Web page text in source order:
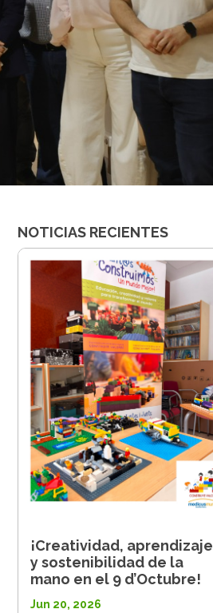
NOTICIAS RECIENTES
¡Creatividad, aprendizaje
y sostenibilidad de la
mano en el 9 d’Octubre!
Jun 20, 2026